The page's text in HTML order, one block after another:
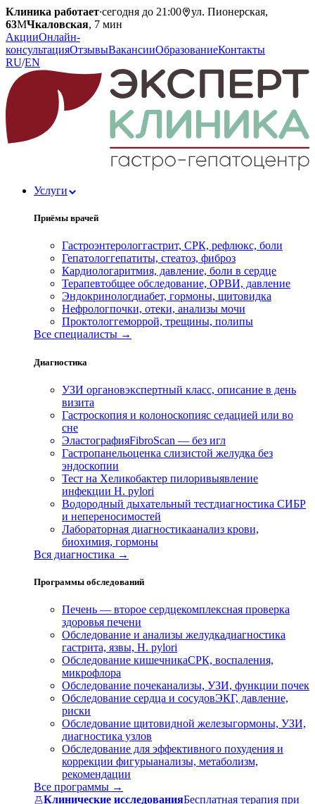
Клиника работает·сегодня до 21:00
ул. Пионерская,
63МЧкаловская, 7 мин
АкцииОнлайн-
консультацияОтзывыВакансииОбразованиеКонтакты
RU/EN
Услуги
Приёмы врачей
Гастроэнтерологгастрит, СРК, рефлюкс, боли
Гепатологгепатиты, стеатоз, фиброз
Кардиологаритмия, давление, боли в сердце
Терапевтобщее обследование, ОРВИ, давление
Эндокринологдиабет, гормоны, щитовидка
Нефрологпочки, отеки, анализы мочи
Проктологгеморрой, трещины, полипы
Все специалисты →
Диагностика
УЗИ органовэкспертный класс, описание в день
визита
Гастроскопия и колоноскопияс седацией или во
сне
ЭластографияFibroScan — без игл
Гастропанельоценка слизистой желудка без
эндоскопии
Тест на Хеликобактер пилоривыявление
инфекции H. pylori
Водородный дыхательный тестдиагностика СИБР
и непереносимостей
Лабораторная диагностикаанализ крови,
биохимия, гормоны
Вся диагностика →
Программы обследований
Печень — второе сердцекомплексная проверка
здоровья печени
Обследование и анализы желудкадиагностика
гастрита, язвы, H. pylori
Обследование кишечникаСРК, воспаления,
микрофлора
Обследование почеканализы, УЗИ, функции почек
Обследование сердца и сосудовЭКГ, давление,
риски
Обследование щитовидной железыгормоны, УЗИ,
диагностика узлов
Обследование для эффективного похудения и
коррекции фигурыанализы, метаболизм,
рекомендации
Все программы →
Клинические исследованияБесплатная терапия при